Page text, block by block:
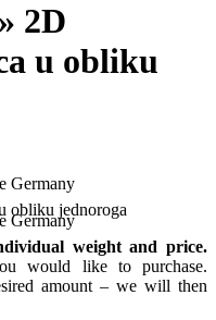
» 2D
u obliku
weight and price.
would like to purchase.
amount – we will then